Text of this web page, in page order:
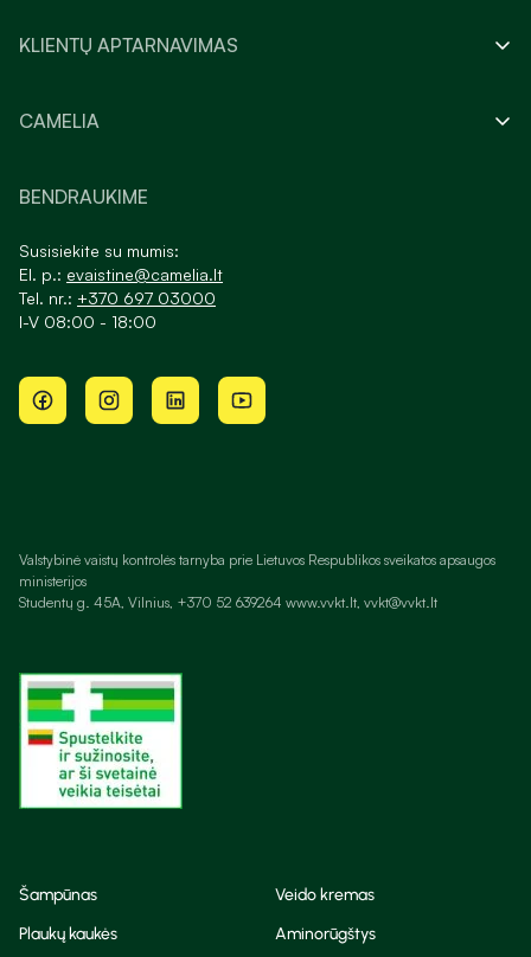
KLIENTŲ APTARNAVIMAS
CAMELIA
BENDRAUKIME
Susisiekite su mumis:
El. p.: evaistine@camelia.lt
Tel. nr.: +370 697 03000
I-V 08:00 - 18:00
Valstybinė vaistų kontrolės tarnyba prie Lietuvos Respublikos sveikatos apsaugos
ministerijos
Studentų g. 45A, Vilnius, +370 52 639264 www.vvkt.lt, vvkt@vvkt.lt
Šampūnas
Veido kremas
Plaukų kaukės
Aminorūgštys